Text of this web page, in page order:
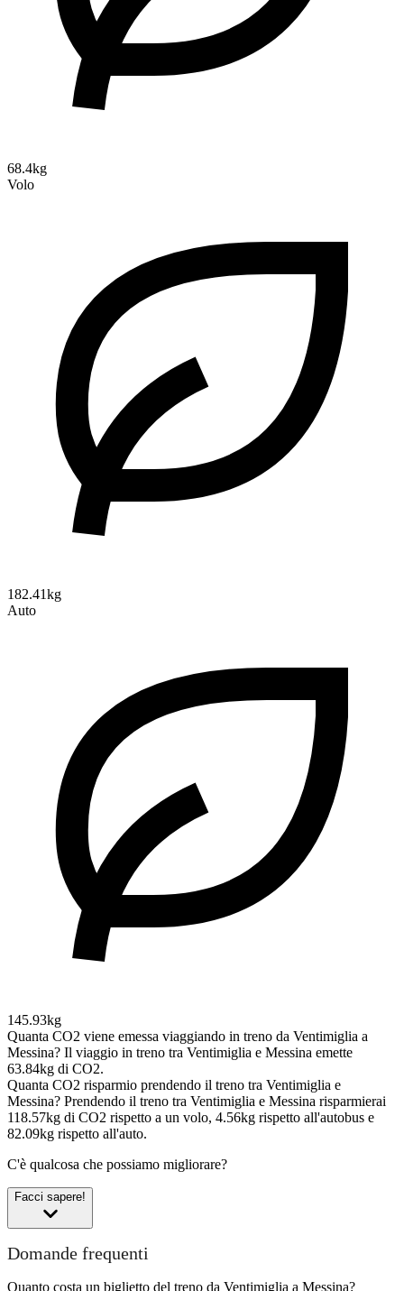
68.4kg
Volo
182.41kg
Auto
145.93kg
Quanta CO2 viene emessa viaggiando in treno da Ventimiglia a
Messina? Il viaggio in treno tra Ventimiglia e Messina emette
63.84kg di CO2.
Quanta CO2 risparmio prendendo il treno tra Ventimiglia e
Messina? Prendendo il treno tra Ventimiglia e Messina risparmierai
118.57kg di CO2 rispetto a un volo, 4.56kg rispetto all'autobus e
82.09kg rispetto all'auto.
C'è qualcosa che possiamo migliorare?
Facci sapere!
Domande frequenti
Quanto costa un biglietto del treno da Ventimiglia a Messina?